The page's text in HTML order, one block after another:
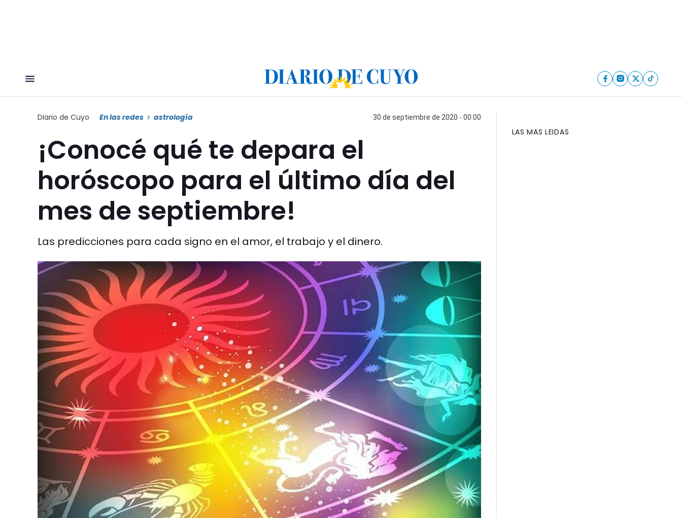
Diario de Cuyo En las redes astrología 30 de septiembre de 2020 - 00:00
¡Conocé qué te depara el
horóscopo para el último día del
mes de septiembre!
Las predicciones para cada signo en el amor, el trabajo y el dinero.
LAS MAS LEIDAS